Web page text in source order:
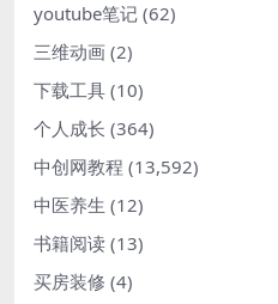
youtube笔记 (62)
三维动画 (2)
下载工具 (10)
个人成长 (364)
中创网教程 (13,592)
中医养生 (12)
书籍阅读 (13)
买房装修 (4)